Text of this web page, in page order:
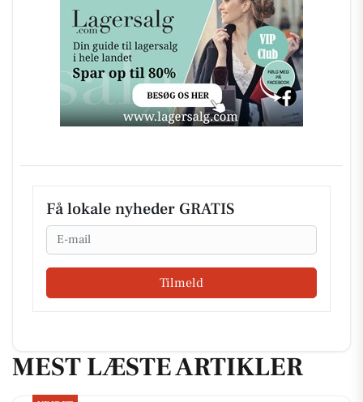
Få lokale nyheder GRATIS
Email
Tilmeld
MEST LÆSTE ARTIKLER